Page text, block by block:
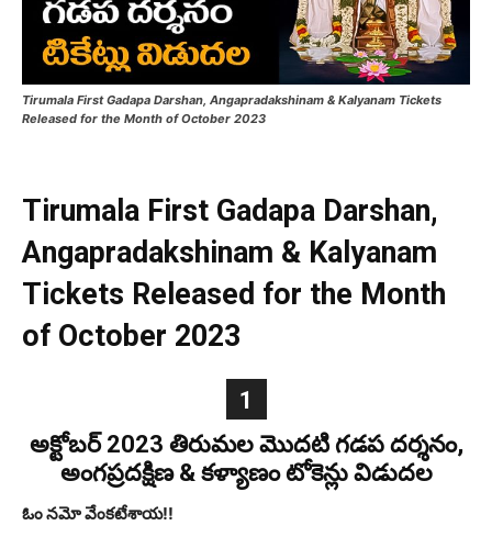
Tirumala First Gadapa Darshan, Angapradakshinam & Kalyanam Tickets
Released for the Month of October 2023
Tirumala First Gadapa Darshan,
Angapradakshinam & Kalyanam
Tickets Released for the Month
of October 2023
1
అక్టోబర్ 2023 తిరుమల మొదటి గడప దర్శనం,
అంగప్రదక్షిణ & కళ్యాణం టోకెన్లు విడుదల
ఓం నమో వేంకటేశాయ!!